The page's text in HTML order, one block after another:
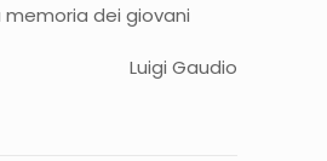
dei giovani
Luigi Gaudio